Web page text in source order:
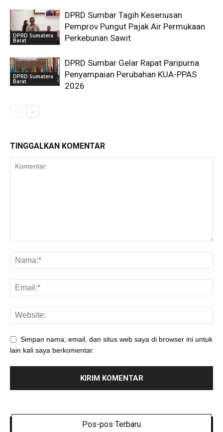
DPRD Sumatera
Barat
DPRD Sumbar Tagih Keseriusan
Pemprov Pungut Pajak Air Permukaan
Perkebunan Sawit
DPRD Sumatera
Barat
DPRD Sumbar Gelar Rapat Paripurna
Penyampaian Perubahan KUA-PPAS
2026
TINGGALKAN KOMENTAR
Simpan nama, email, dan situs web saya di browser ini untuk
lain kali saya berkomentar.
Pos-pos Terbaru